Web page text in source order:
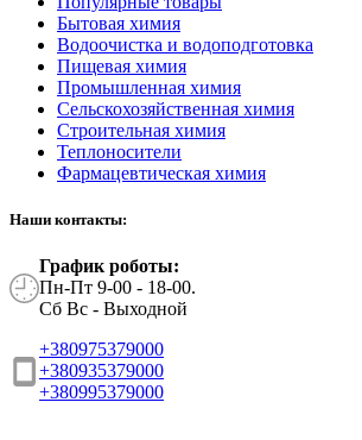
Бытовая химия
Водоочистка и водоподготовка
Пищевая химия
Промышленная химия
Сельскохозяйственная химия
Строительная химия
Теплоносители
Фармацевтическая химия
Наши контакты:
График роботы:
Пн-Пт 9-00 - 18-00.
Сб Вс - Выходной
+380975379000
+380935379000
+380995379000